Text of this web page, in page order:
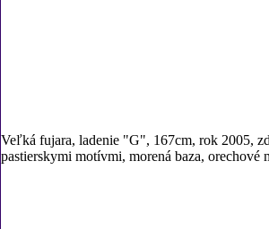
Veľká fujara, ladenie "G", 167cm, rok 2005,
pastierskymi motívmi, morená baza, orechové